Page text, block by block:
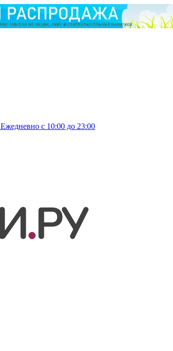
Ежедневно с 10:00 до 23:00